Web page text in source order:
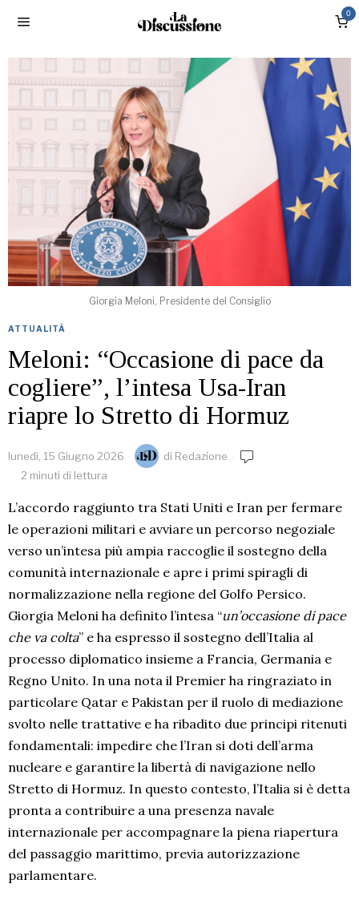
0
Giorgia Meloni, Presidente del Consiglio
ATTUALITÀ
Meloni: “Occasione di pace da
cogliere”, l’intesa Usa-Iran
riapre lo Stretto di Hormuz
lunedì, 15 Giugno 2026 di Redazione
2 minuti di lettura
L’accordo raggiunto tra Stati Uniti e Iran per fermare
le operazioni militari e avviare un percorso negoziale
verso un’intesa più ampia raccoglie il sostegno della
comunità internazionale e apre i primi spiragli di
normalizzazione nella regione del Golfo Persico.
Giorgia Meloni ha definito l’intesa “un’occasione di pace
che va colta” e ha espresso il sostegno dell’Italia al
processo diplomatico insieme a Francia, Germania e
Regno Unito. In una nota il Premier ha ringraziato in
particolare Qatar e Pakistan per il ruolo di mediazione
svolto nelle trattative e ha ribadito due principi ritenuti
fondamentali: impedire che l’Iran si doti dell’arma
nucleare e garantire la libertà di navigazione nello
Stretto di Hormuz. In questo contesto, l’Italia si è detta
pronta a contribuire a una presenza navale
internazionale per accompagnare la piena riapertura
del passaggio marittimo, previa autorizzazione
parlamentare.